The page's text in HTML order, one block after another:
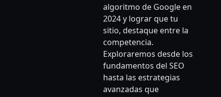
algoritmo de Google en
2024 y lograr que tu
sitio, destaque entre la
competencia.
Exploraremos desde los
fundamentos del SEO
hasta las estrategias
avanzadas que